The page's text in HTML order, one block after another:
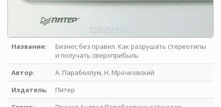
Название:
Бизнес без правил. Как разрушать стереотипы
и получать сверхприбыль
Автор:
А. Парабеллум, Н. Мрочковский
Издатель:
Питер